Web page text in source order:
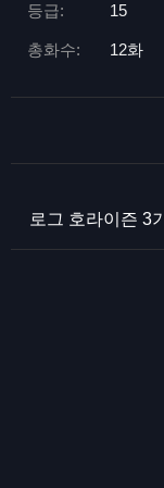
등급: 15
총화수: 12화
로그 호라이즌 3기